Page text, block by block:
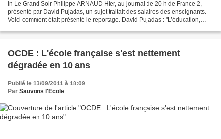
In Le Grand Soir Philippe ARNAUD Hier, au journal de 20 h de France 2,
présenté par David Pujadas, un sujet traitait des salaires des enseignants.
Voici comment était présenté le reportage. David Pujadas : "L’éducation,
OCDE : L'école française s'est nettement
dégradée en 10 ans
Publié le 13/09/2011 à 18:09
Par Sauvons l'Ecole